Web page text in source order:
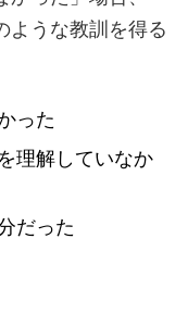
ような教訓を得る
った
理解していなか
だった